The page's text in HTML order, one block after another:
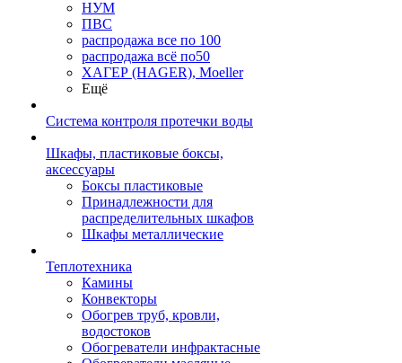
НУМ
ПВС
распродажа все по 100
распродажа всё по50
ХАГЕР (HAGER), Moeller
Ещё
Система контроля протечки воды
Шкафы, пластиковые боксы,
аксессуары
Боксы пластиковые
Принадлежности для
распределительных шкафов
Шкафы металлические
Теплотехника
Камины
Конвекторы
Обогрев труб, кровли,
водостоков
Обогреватели инфрактасные